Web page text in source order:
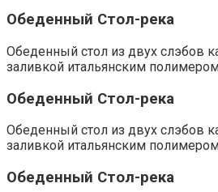
Обеденный Стол-река
Обеденный стол из двух слэбов
заливкой итальянским
Обеденный Стол-река
Обеденный стол из двух слэбов
заливкой итальянским
Обеденный Стол-река